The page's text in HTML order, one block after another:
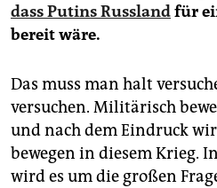
dass Putins Russlandfür
bereit wäre.
Das muss man halt
versuchen. Militärisch
und nach dem Eindruck
bewegen in diesem Krieg.
wird es um die großen